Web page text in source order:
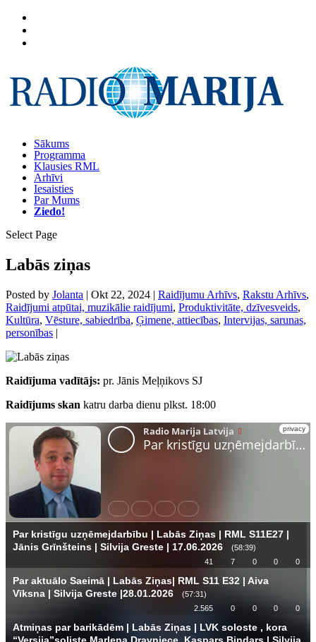
Sākums
Programma
Klausies RML
Arhīvi
Iesaisties
Par Mums
Ziedo!
Select Page
Labās ziņas
Posted by Jolanta | Okt 22, 2024 | Raidījumu Arhīvs, Rakstu Arhīvs,
Raidījumi atpūtai, muzikālie raidījumi, Produktivitāte, dzīvesveids,
Kultūra, Vēsture, sabiedrība, Ģimene, attiecības, Intervijas, sarunas,
personības |
Raidījuma vadītājs: pr. Jānis Meļņikovs SJ
Raidījums skan katru darba dienu plkst. 18:00